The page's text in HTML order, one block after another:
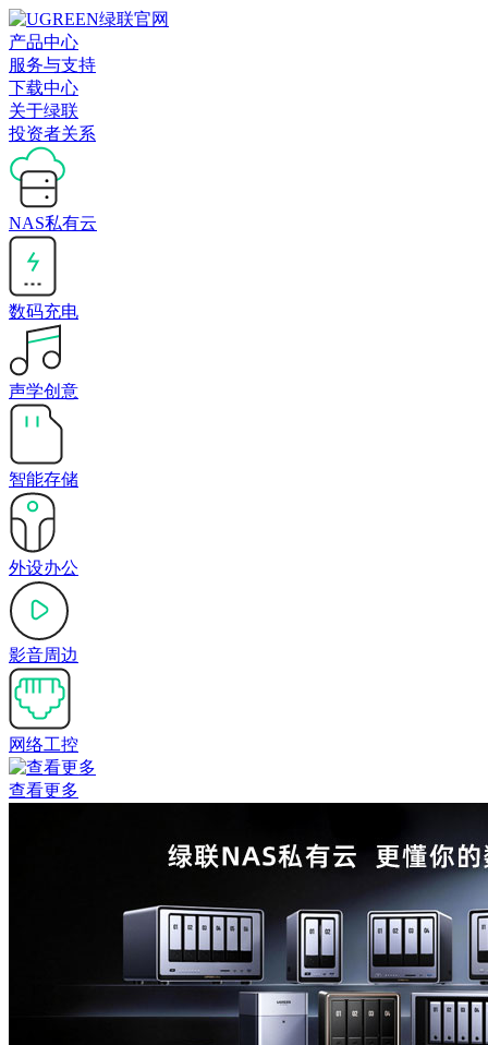
产品中心
服务与支持
下载中心
关于绿联
投资者关系
NAS私有云
数码充电
声学创意
智能存储
外设办公
影音周边
网络工控
查看更多